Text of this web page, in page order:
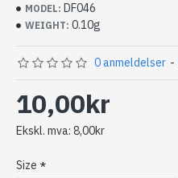
MODEL: DF046
WEIGHT: 0.10g
0 anmeldelser -
10,00kr
Ekskl. mva: 8,00kr
Size